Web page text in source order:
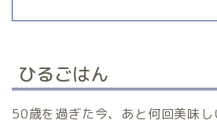
ひるごはん
50歳を過ぎた今、あと何回美味